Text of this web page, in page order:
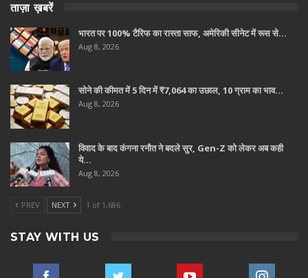
ताज़ा ख़बरें
भारत पर 100% टैरिफ का रास्ता साफ, अमेरिकी सीनेट में रूस से…
Aug 8, 2026
सोने की कीमत में 5 दिन में ₹7,064 का उछाल, 10 ग्राम का भाव…
Aug 8, 2026
विवाद के बाद कंगना रनौत ने बदले सुर, Gen-Z को लेकर अब कही
ये…
Aug 8, 2026
PREV NEXT 1 of 1,686
STAY WITH US